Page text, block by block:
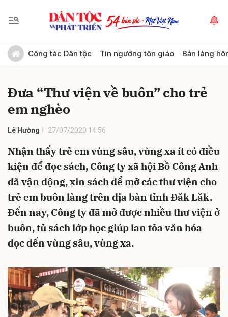
Công tác Dân tộc Tín ngưỡng tôn giáo Bản làng
Đưa “Thư viện về buôn” cho trẻ
em nghèo
Lê Hường 27/07/2020 14:56
Nhận thấy trẻ em vùng sâu, vùng xa ít có điều
kiện để đọc sách, Công ty xã hội Bồ Công Anh
đã vận động, xin sách để mở các thư viện cho
trẻ em buôn làng trên địa bàn tỉnh Đăk Lăk.
Đến nay, Công ty đã mở được nhiều thư viện ở
buôn, tủ sách lớp học giúp lan tỏa văn hóa
đọc đến vùng sâu, vùng xa.
Gửi bình luận
Hủy Gửi